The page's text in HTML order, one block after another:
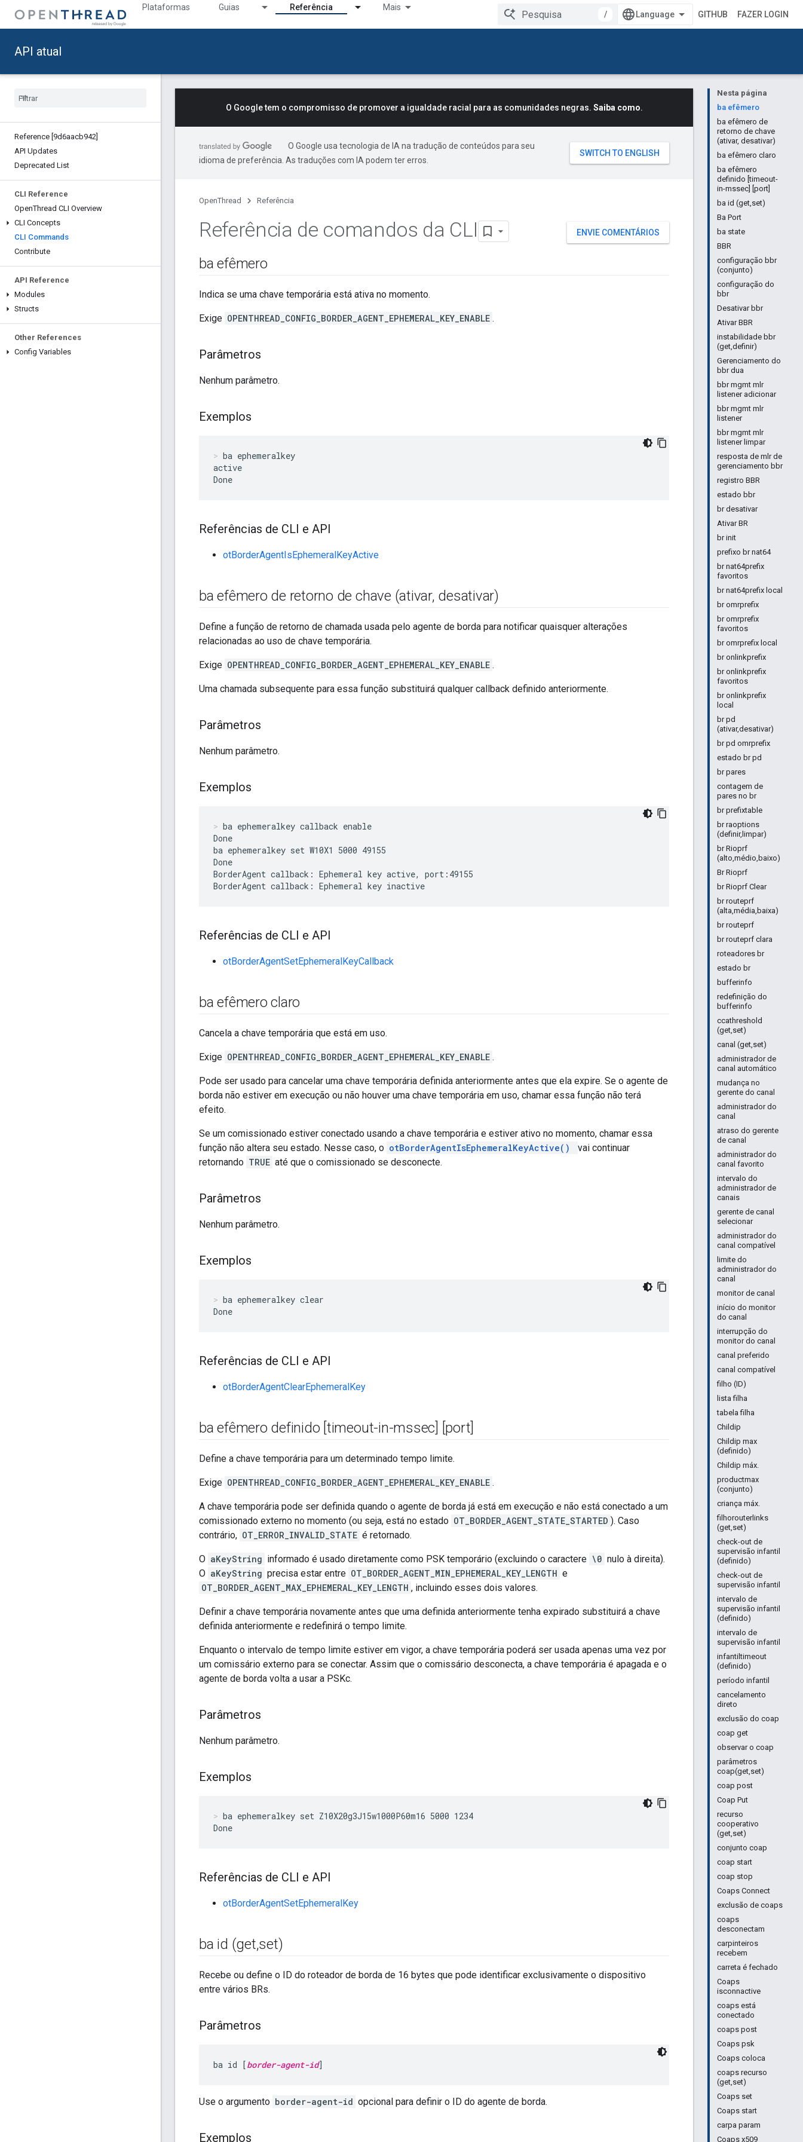
Plataformas Guias Referência Mais
/ GITHUB FAZER LOGIN
API atual
Reference [9d6aacb942]
API Updates
Deprecated List
CLI Reference
OpenThread CLI Overview
CLI Concepts
CLI Commands
Contribute
API Reference
Modules
Structs
Other References
Config Variables
Nesta página
ba efêmero
ba efêmero de
retorno de chave
(ativar, desativar)
ba efêmero claro
ba efêmero
definido [timeout-
in-mssec] [port]
ba id (get,set)
Ba Port
ba state
BBR
configuração bbr
(conjunto)
configuração do
bbr
Desativar bbr
Ativar BBR
instabilidade bbr
(get,definir)
Gerenciamento do
bbr dua
bbr mgmt mlr
listener adicionar
bbr mgmt mlr
listener
bbr mgmt mlr
listener limpar
resposta de mlr de
gerenciamento bbr
registro BBR
estado bbr
br desativar
Ativar BR
br init
prefixo br nat64
br nat64prefix
favoritos
br nat64prefix local
br omrprefix
br omrprefix
favoritos
br omrprefix local
br onlinkprefix
br onlinkprefix
favoritos
br onlinkprefix
local
br pd
(ativar,desativar)
br pd omrprefix
estado br pd
br pares
contagem de
pares no br
br prefixtable
br raoptions
(definir,limpar)
br Rioprf
(alto,médio,baixo)
Br Rioprf
br Rioprf Clear
br routeprf
(alta,média,baixa)
br routeprf
br routeprf clara
roteadores br
estado br
bufferinfo
redefinição do
bufferinfo
ccathreshold
(get,set)
canal (get,set)
administrador de
canal automático
mudança no
gerente do canal
administrador do
canal
atraso do gerente
de canal
administrador do
canal favorito
intervalo do
administrador de
canais
gerente de canal
selecionar
administrador do
canal compatível
limite do
administrador do
canal
monitor de canal
início do monitor
do canal
interrupção do
monitor do canal
canal preferido
canal compatível
filho (ID)
lista filha
tabela filha
Childip
Childip max
(definido)
Childip máx.
productmax
(conjunto)
criança máx.
filhorouterlinks
(get,set)
check-out de
supervisão infantil
(definido)
check-out de
supervisão infantil
intervalo de
supervisão infantil
(definido)
intervalo de
supervisão infantil
infantiltimeout
(definido)
período infantil
cancelamento
direto
exclusão do coap
coap get
observar o coap
parâmetros
coap(get,set)
coap post
Coap Put
recurso
cooperativo
(get,set)
conjunto coap
coap start
coap stop
Coaps Connect
exclusão de coaps
coaps
desconectam
carpinteiros
recebem
carreta é fechado
Coaps
isconnactive
coaps está
conectado
coaps post
Coaps psk
Coaps coloca
coaps recurso
(get,set)
Coaps set
Coaps start
carpa param
Coaps x509
O Google tem o compromisso de promover a igualdade racial para as comunidades negras. Saiba como.
O Google usa tecnologia de IA na tradução de conteúdos para seu
idioma de preferência. As traduções com IA podem ter erros.
OpenThread Referência
ENVIE COMENTÁRIOS
Referência de comandos da CLI
ba efêmero
Indica se uma chave temporária está ativa no momento.
Exige OPENTHREAD_CONFIG_BORDER_AGENT_EPHEMERAL_KEY_ENABLE .
Parâmetros
Nenhum parâmetro.
Exemplos
ba ephemeralkey
active
Done
Referências de CLI e API
otBorderAgentIsEphemeralKeyActive
ba efêmero de retorno de chave (ativar, desativar)
Define a função de retorno de chamada usada pelo agente de borda para notificar quaisquer alterações
relacionadas ao uso de chave temporária.
Exige OPENTHREAD_CONFIG_BORDER_AGENT_EPHEMERAL_KEY_ENABLE .
Uma chamada subsequente para essa função substituirá qualquer callback definido anteriormente.
Parâmetros
Nenhum parâmetro.
Exemplos
ba ephemeralkey callback enable
Done
ba ephemeralkey set W10X1 5000 49155
Done
BorderAgent callback: Ephemeral key active, port:49155
BorderAgent callback: Ephemeral key inactive
Referências de CLI e API
otBorderAgentSetEphemeralKeyCallback
ba efêmero claro
Cancela a chave temporária que está em uso.
Exige OPENTHREAD_CONFIG_BORDER_AGENT_EPHEMERAL_KEY_ENABLE .
Pode ser usado para cancelar uma chave temporária definida anteriormente antes que ela expire. Se o agente de
borda não estiver em execução ou não houver uma chave temporária em uso, chamar essa função não terá
efeito.
Se um comissionado estiver conectado usando a chave temporária e estiver ativo no momento, chamar essa
função não altera seu estado. Nesse caso, o otBorderAgentIsEphemeralKeyActive()
vai continuar
retornando TRUE até que o comissionado se desconecte.
Parâmetros
Nenhum parâmetro.
Exemplos
ba ephemeralkey clear
Done
Referências de CLI e API
otBorderAgentClearEphemeralKey
ba efêmero definido [timeout-in-mssec] [port]
Define a chave temporária para um determinado tempo limite.
Exige OPENTHREAD_CONFIG_BORDER_AGENT_EPHEMERAL_KEY_ENABLE .
A chave temporária pode ser definida quando o agente de borda já está em execução e não está conectado a um
comissionado externo no momento (ou seja, está no estado OT_BORDER_AGENT_STATE_STARTED ). Caso
contrário, OT_ERROR_INVALID_STATE é retornado.
O aKeyString informado é usado diretamente como PSK temporário (excluindo o caractere \0 nulo à direita).
O aKeyString precisa estar entre OT_BORDER_AGENT_MIN_EPHEMERAL_KEY_LENGTH e
OT_BORDER_AGENT_MAX_EPHEMERAL_KEY_LENGTH , incluindo esses dois valores.
Definir a chave temporária novamente antes que uma definida anteriormente tenha expirado substituirá a chave
definida anteriormente e redefinirá o tempo limite.
Enquanto o intervalo de tempo limite estiver em vigor, a chave temporária poderá ser usada apenas uma vez por
um comissário externo para se conectar. Assim que o comissário desconecta, a chave temporária é apagada e o
agente de borda volta a usar a PSKc.
Parâmetros
Nenhum parâmetro.
Exemplos
ba ephemeralkey set Z10X20g3J15w1000P60m16 5000 1234
Done
Referências de CLI e API
otBorderAgentSetEphemeralKey
ba id (get,set)
Recebe ou define o ID do roteador de borda de 16 bytes que pode identificar exclusivamente o dispositivo
entre vários BRs.
Parâmetros
ba id [border-agent-id]
Use o argumento border-agent-id opcional para definir o ID do agente de borda.
Exemplos